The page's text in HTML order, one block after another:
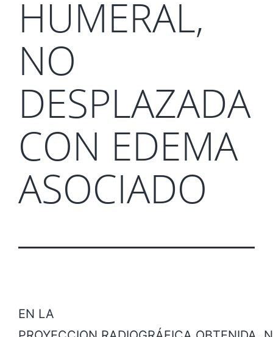
HUMERAL,
NO
DESPLAZADA
CON EDEMA
ASOCIADO
EN LA